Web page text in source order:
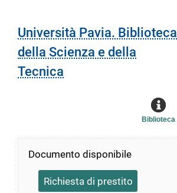
Università Pavia. Biblioteca
della Scienza e della
Tecnica
Biblioteca
Documento disponibile
Richiesta di prestito